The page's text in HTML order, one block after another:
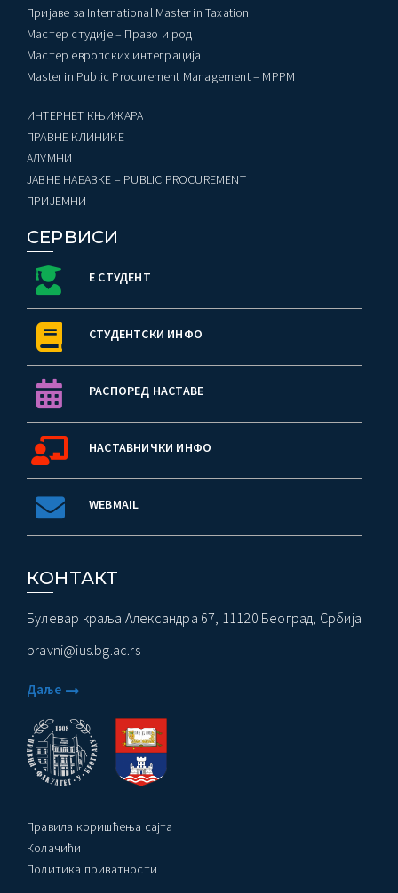
Пријаве за International Master in Taxation
Мастер студије – Право и род
Мастер европских интеграција
Master in Public Procurement Management – MPPM
ИНТЕРНЕТ КЊИЖАРА
ПРАВНЕ КЛИНИКЕ
AЛУМНИ
ЈАВНЕ НАБАВКЕ – PUBLIC PROCUREMENT
ПРИЈЕМНИ
СЕРВИСИ
Е СТУДЕНТ
СТУДЕНТСКИ ИНФО
РАСПОРЕД НАСТАВЕ
НАСТАВНИЧКИ ИНФО
WEBMAIL
КОНТАКТ
Булевар краља Александра 67, 11120 Београд, Србија
pravni@ius.bg.ac.rs
Даље
Правила коришћења сајта
Колачићи
Политика приватности